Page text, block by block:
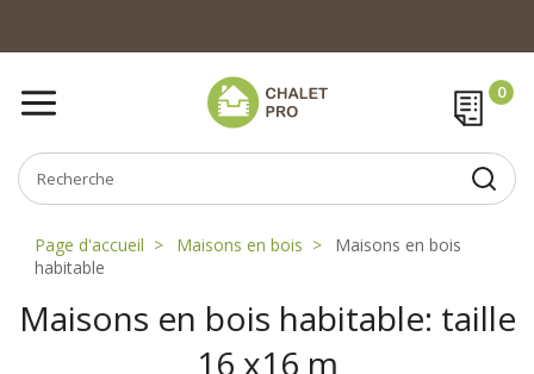
Page d'accueil Maisons en bois
Maisons en bois
habitable
Maisons en bois habitable: taille
16 x16 m